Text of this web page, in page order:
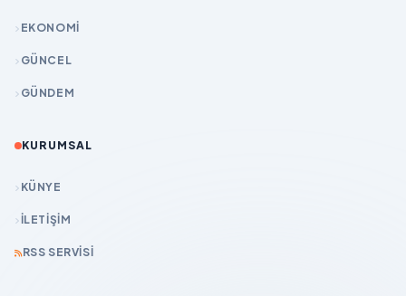
EKONOMİ
GÜNCEL
GÜNDEM
KURUMSAL
KÜNYE
İLETIŞIM
RSS SERVISI